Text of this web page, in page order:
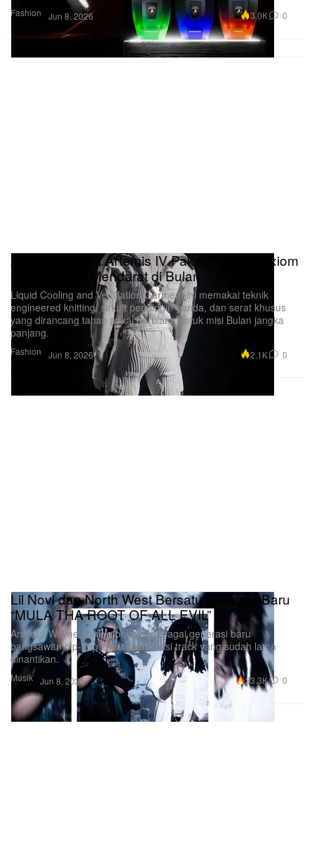
Fashion Jun 8, 2026 3.0K 0
Fashion
Astronot NASA Artemis IV Pakai Prada & Axiom
Space untuk Mendarat di Bulan
Liquid Cooling and Ventilation Garment ini memakai teknik
engineered knitting, sirkuit pendingin ganda, dan serat khusus
yang dirancang tahan pakai berulang untuk misi Bulan jangka
panjang.
Jun 8, 2026 2.1K 0
Musik
Lil Novi dan North West Bersatu di Single Baru
“MULA THA ROOT OF ALL EVIL”
Anak Lil Wayne dan Ye bersatu sebagai generasi baru
bangsawan hip-hop lewat kolaborasi track yang sudah lama
dinantikan.
Jun 8, 2026 23.3K 0